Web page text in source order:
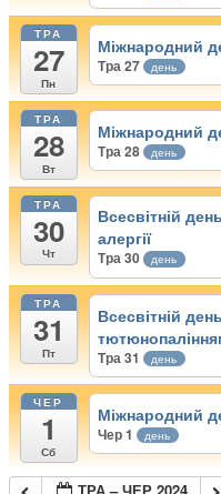
ТРА
27
Пн
Міжнародний
Тра 27 день
ТРА
28
Вт
Міжнародний
Тра 28 день
ТРА
30
Чт
Всесвітній
алергії
Тра 30 день
ТРА
31
Пт
Всесвітній
Тра 31 день
ЧЕР
1
Сб
Міжнародний
Чер 1 день